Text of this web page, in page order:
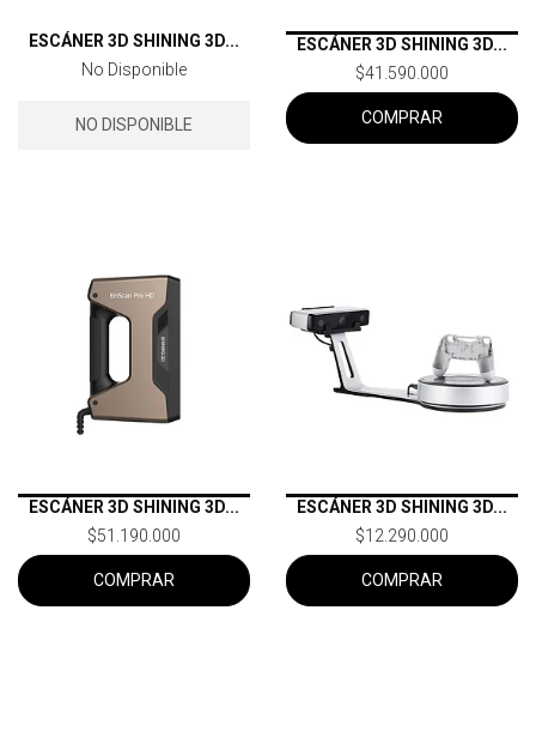
ESCÁNER 3D SHINING 3D...
No Disponible
NO DISPONIBLE
ESCÁNER 3D SHINING 3D...
$41.590.000
COMPRAR
ESCÁNER 3D SHINING 3D...
$51.190.000
COMPRAR
ESCÁNER 3D SHINING 3D...
$12.290.000
COMPRAR